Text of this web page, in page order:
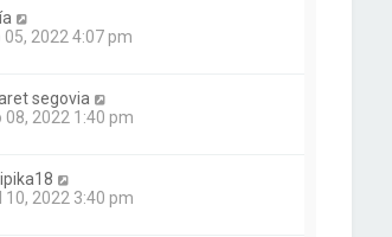
05, 2022 4:07 pm
segovia
08, 2022 1:40 pm
10, 2022 3:40 pm